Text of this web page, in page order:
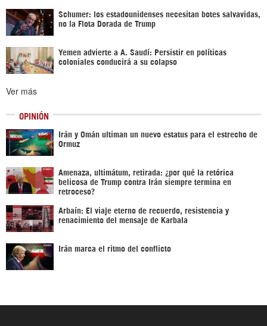
Schumer: los estadounidenses necesitan botes salvavidas,
no la Flota Dorada de Trump
Yemen advierte a A. Saudí: Persistir en políticas
coloniales conducirá a su colapso
Ver más
OPINIÓN
Irán y Omán ultiman un nuevo estatus para el estrecho de
Ormuz
Amenaza, ultimátum, retirada: ¿por qué la retórica
belicosa de Trump contra Irán siempre termina en
retroceso?
Arbaín: El viaje eterno de recuerdo, resistencia y
renacimiento del mensaje de Karbala
Irán marca el ritmo del conflicto